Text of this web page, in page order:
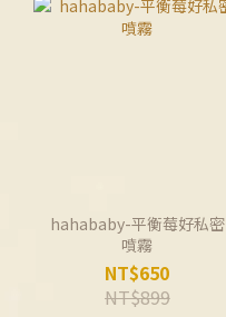
hahababy-平衡莓好私密
噴霧
NT$650
NT$899